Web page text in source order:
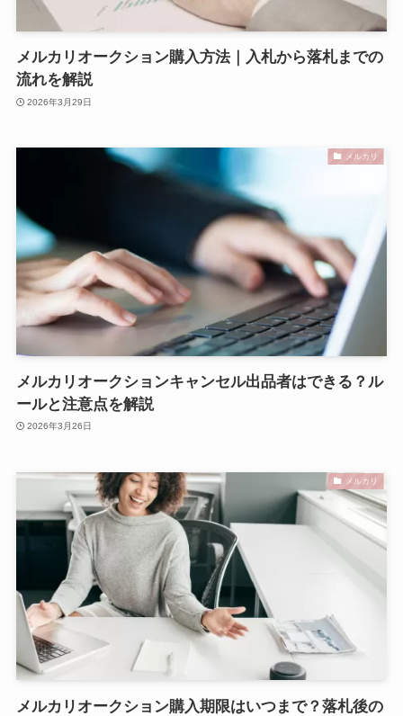
メルカリオークション購入方法｜入札から落札までの
流れを解説
2026年3月29日
メルカリ
メルカリオークションキャンセル出品者はできる？ル
ールと注意点を解説
2026年3月26日
メルカリ
メルカリオークション購入期限はいつまで？落札後の